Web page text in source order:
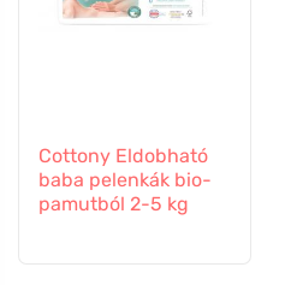
Cottony Eldobható
baba pelenkák bio-
pamutból 2-5 kg